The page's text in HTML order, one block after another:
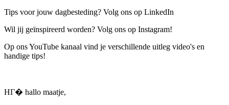
Tips voor jouw dagbesteding? Volg ons op LinkedIn
Wil jij geïnspireerd worden? Volg ons op Instagram!
Op ons YouTube kanaal vind je verschillende uitleg video's en
handige tips!
HГ� hallo maatje,